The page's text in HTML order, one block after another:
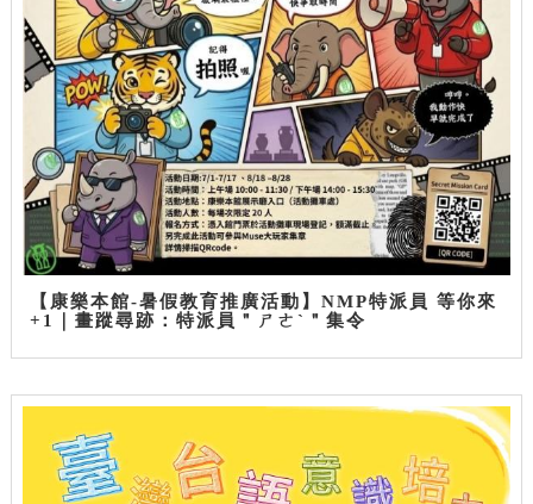
【康樂本館-暑假教育推廣活動】NMP特派員 等你來
+1｜畫蹤尋跡：特派員＂ㄕㄜˋ＂集令